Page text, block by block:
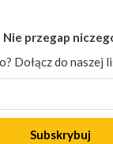
Nie przegap
Dołącz do naszej
Subskrybuj